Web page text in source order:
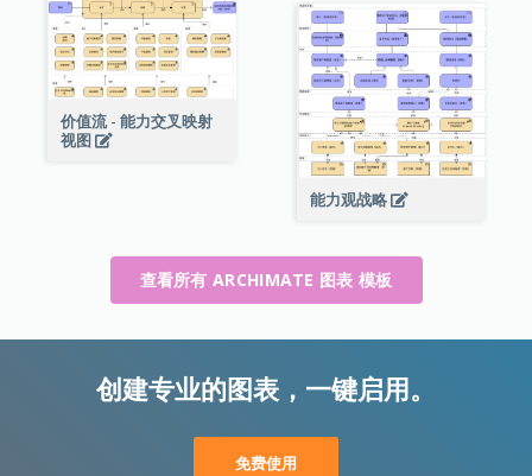
价值流 - 能力交叉映射
视图
能力观战略
查看所有 ARCHIMATE 图表 模板
创建专业的图表，一键启用。
免费使用